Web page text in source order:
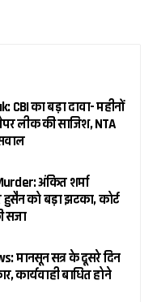
CBI का बड़ा दावा- महीनों
लीक की साजिश, NTA
अंकित शर्मा
हुसैन को बड़ा झटका, कोर्ट
सजा
मानसून सत्र के दूसरे दिन
कार्यवाही बाधित होने